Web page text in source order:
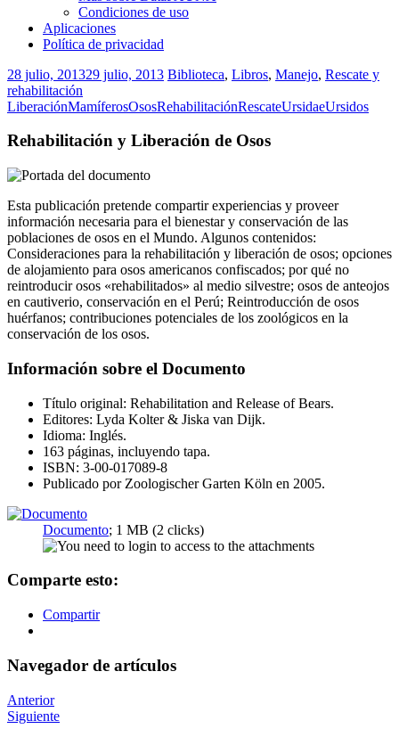
Condiciones de uso
Aplicaciones
Política de privacidad
28 julio, 201329 julio, 2013 Biblioteca, Libros, Manejo, Rescate y
rehabilitación
LiberaciónMamíferosOsosRehabilitaciónRescateUrsidaeUrsidos
Rehabilitación y Liberación de Osos
Esta publicación pretende compartir experiencias y proveer
información necesaria para el bienestar y conservación de las
poblaciones de osos en el Mundo. Algunos contenidos:
Consideraciones para la rehabilitación y liberación de osos; opciones
de alojamiento para osos americanos confiscados; por qué no
reintroducir osos «rehabilitados» al medio silvestre; osos de anteojos
en cautiverio, conservación en el Perú; Reintroducción de osos
huérfanos; contribuciones potenciales de los zoológicos en la
conservación de los osos.
Información sobre el Documento
Título original: Rehabilitation and Release of Bears.
Editores: Lyda Kolter & Jiska van Dijk.
Idioma: Inglés.
163 páginas, incluyendo tapa.
ISBN: 3-00-017089-8
Publicado por Zoologischer Garten Köln en 2005.
Documento; 1 MB (2 clicks)
Comparte esto:
Compartir
Navegador de artículos
Anterior
Siguiente